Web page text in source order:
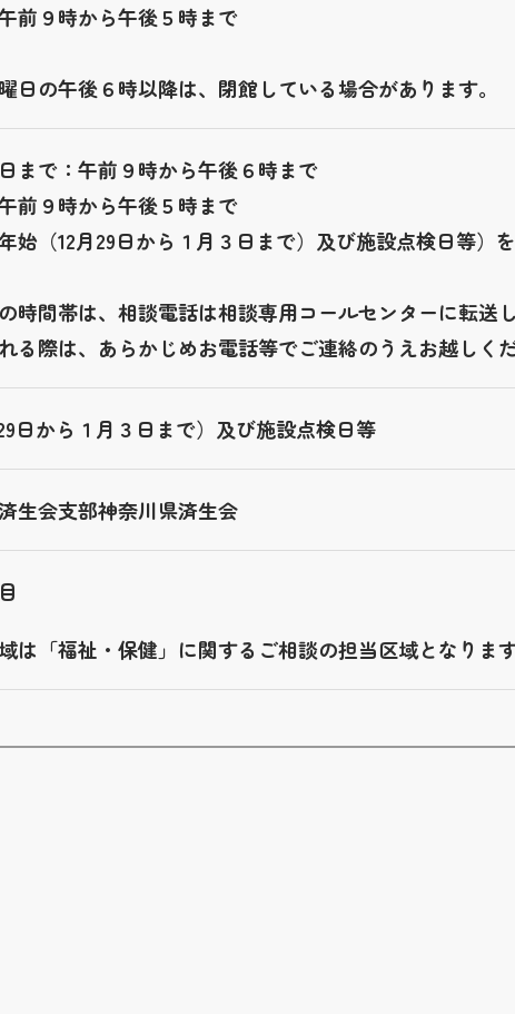
前９時から午後５時まで
日の午後６時以降は、閉館している場合があります。
まで：午前９時から午後６時まで
前９時から午後５時まで
始（12月29日から１月３日まで）及び施設点検日等）
時間帯は、相談電話は相談専用コールセンターに転送
る際は、あらかじめお電話等でご連絡のうえお越しくだ
日から１月３日まで）及び施設点検日等
生会支部神奈川県済生会
は「福祉・保健」に関するご相談の担当区域となります